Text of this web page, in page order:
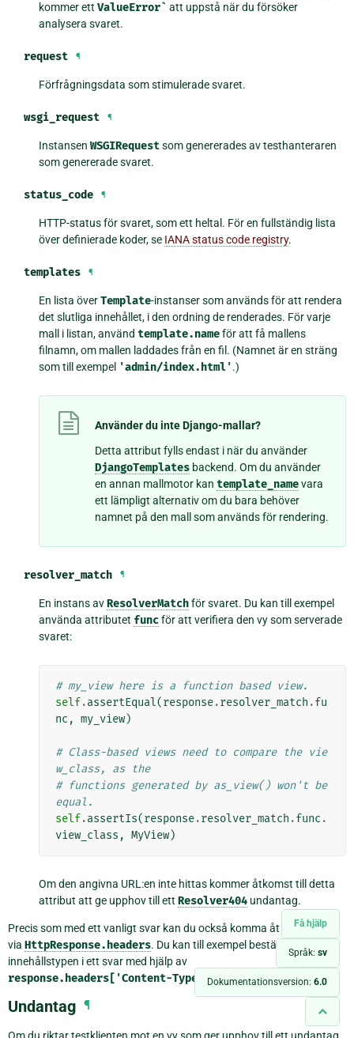
Få hjälp
Språk: sv
Dokumentationsversion: 6.0
kommer ettValueError` att uppstå när du försöker
analysera svaret.
request ¶
Förfrågningsdata som stimulerade svaret.
wsgi_request ¶
InstansenWSGIRequestsom genererades av testhanteraren
som genererade svaret.
status_code ¶
HTTP-status för svaret, som ett heltal. För en fullständig lista
över definierade koder, se IANA status code registry.
templates ¶
En lista överTemplate-instanser som används för att rendera
det slutliga innehållet, i den ordning de renderades. För varje
mall i listan, användtemplate.nameför att få mallens
filnamn, om mallen laddades från en fil. (Namnet är en sträng
som till exempel 'admin/index.html'.)
Använder du inte Django-mallar?
Detta attribut fylls endast i när du använder
DjangoTemplates backend. Om du använder
en annan mallmotor kantemplate_namevara
ett lämpligt alternativ om du bara behöver
namnet på den mall som används för rendering.
resolver_match ¶
En instans avResolverMatchför svaret. Du kan till exempel
använda attributet funcför att verifiera den vy som serverade
svaret:
# my_view here is a function based view.
self.assertEqual(response.resolver_match .fu
nc , my_view)
# Class-based views need to compare the vie
w_class, as the
# functions generated by as_view() won't be
equal.
self.assertIs(response.resolver_match .func .
view_class , MyView)
Om den angivna URL:en inte hittas kommer åtkomst till detta
attribut att ge upphov till ettResolver404 undantag.
Precis som med ett vanligt svar kan du också komma åt rubrikerna
via HttpResponse.headers. Du kan till exempel bestämma
innehållstypen i ett svar med hjälp av
response.headers['Content-Type'].
Undantag ¶